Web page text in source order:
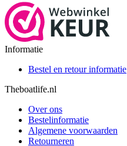
Informatie
Bestel en retour informatie
Theboatlife.nl
Over ons
Bestelinformatie
Algemene voorwaarden
Retourneren